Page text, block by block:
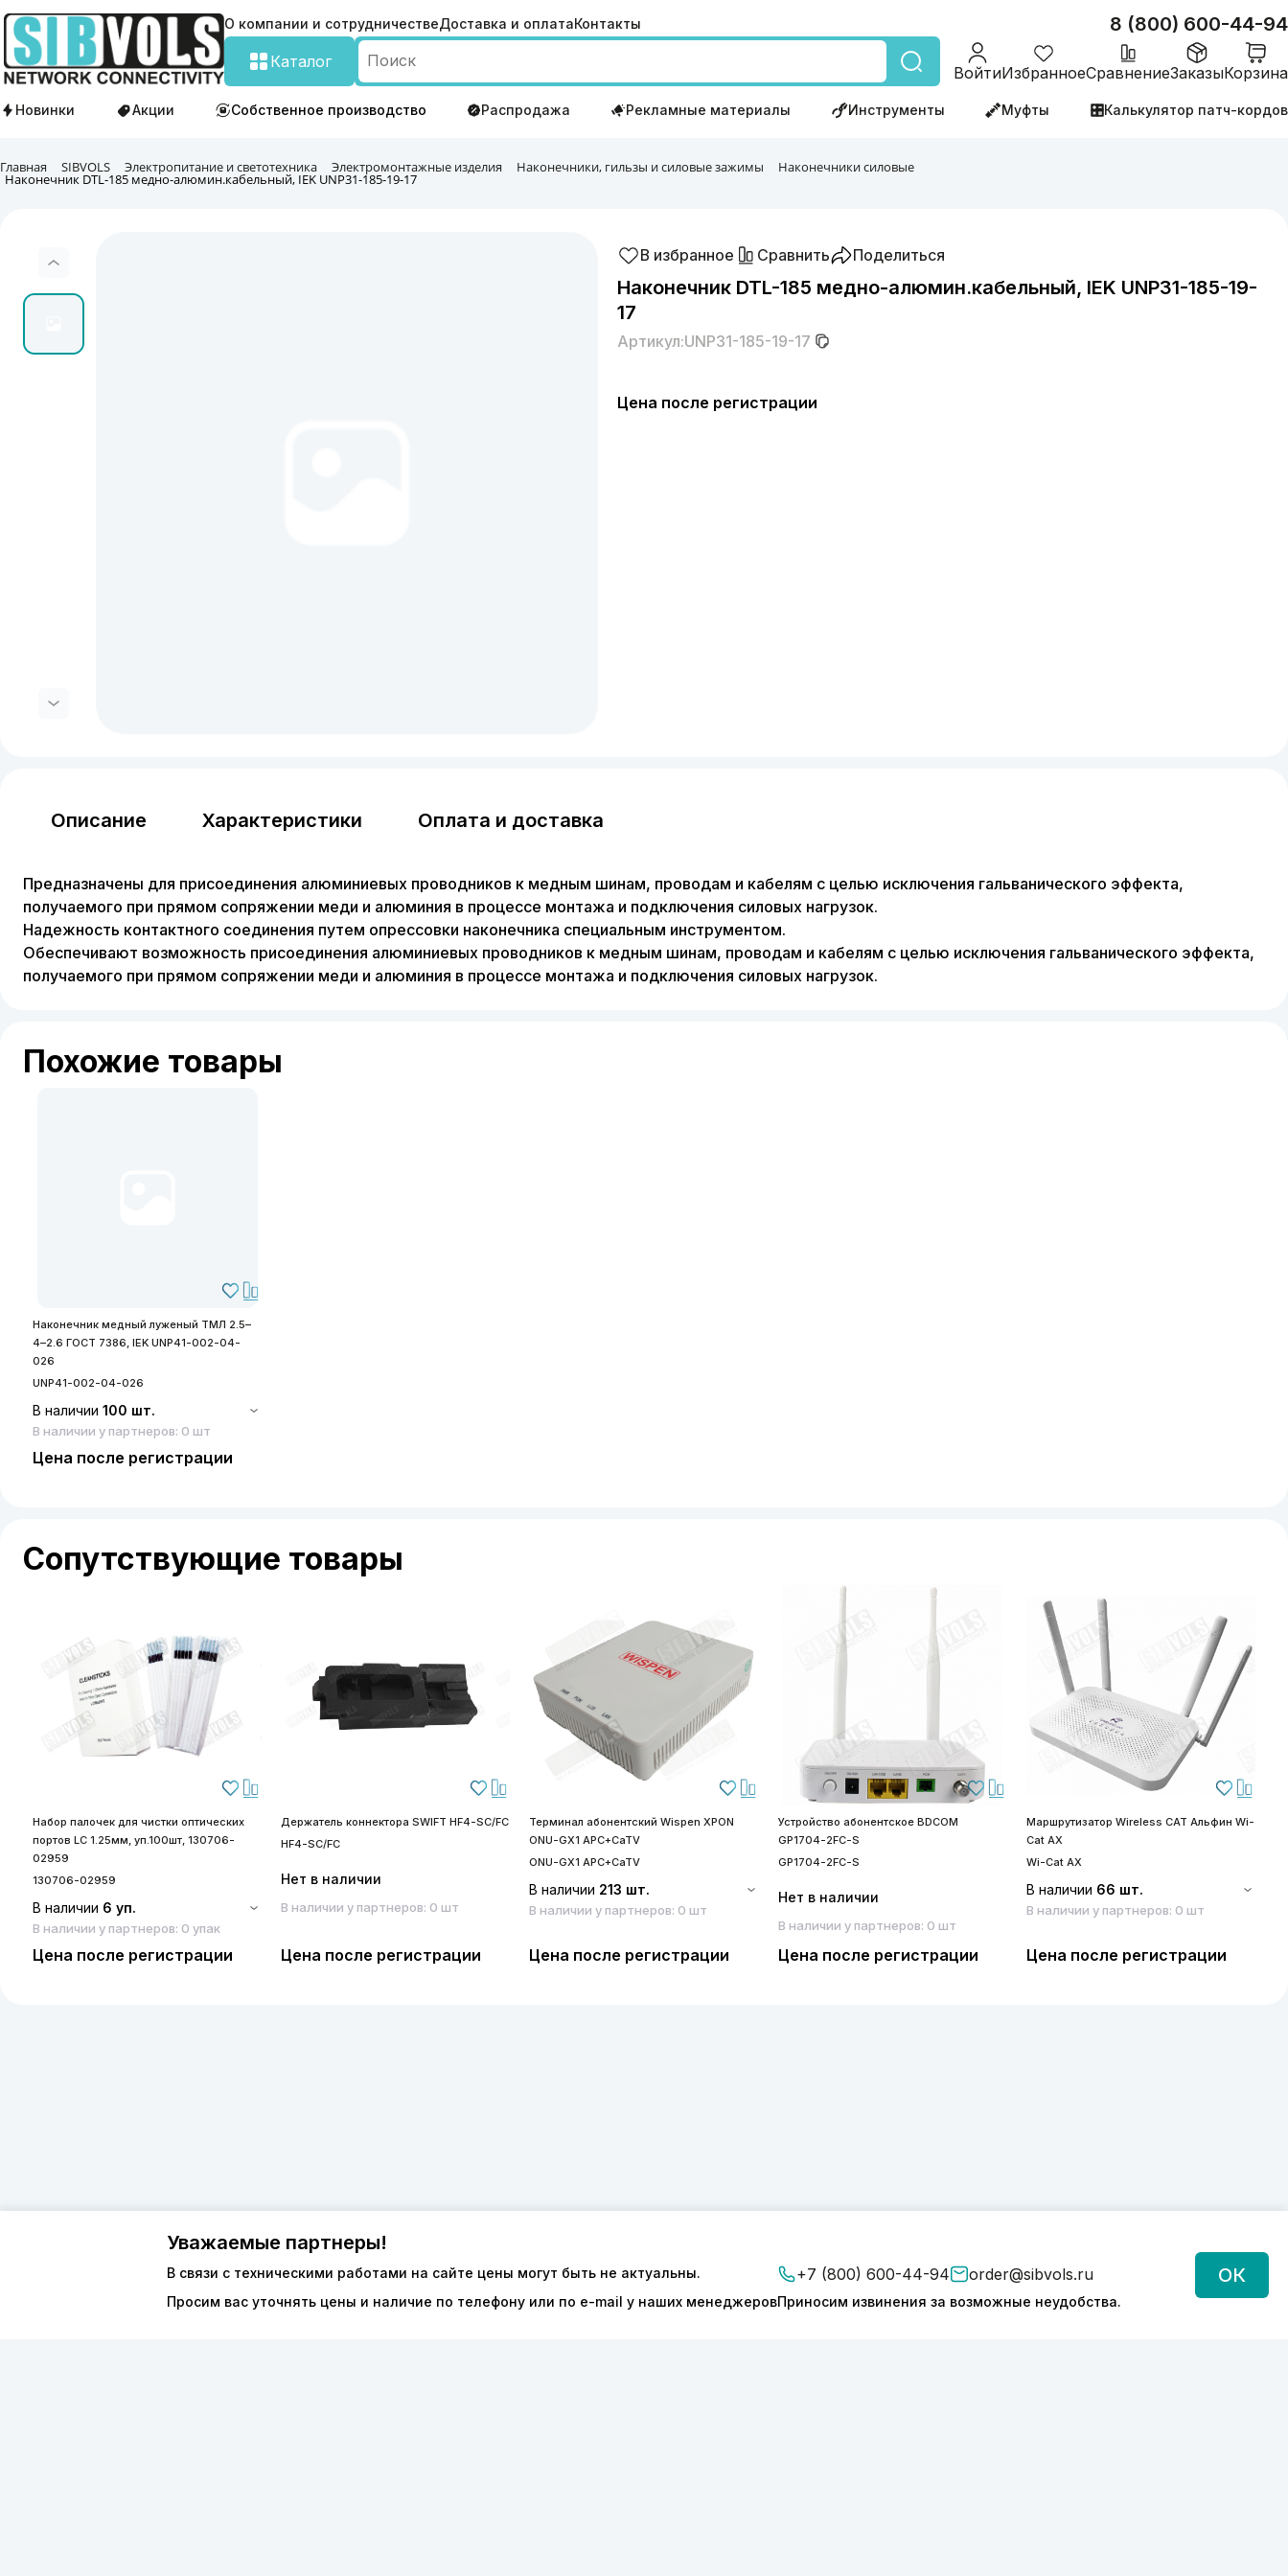
О компании и сотрудничествеДоставка и оплатаКонтакты 8 (800) 600-44-94
Каталог
ВойтиИзбранноеСравнениеЗаказыКорзина
Новинки Акции Собственное производство Распродажа Рекламные материалы Инструменты Муфты Калькулятор патч-кордов
Главная SIBVOLS Электропитание и светотехника Электромонтажные изделия Наконечники, гильзы и силовые зажимы Наконечники силовые
Наконечник DTL-185 медно-алюмин.кабельный, IEK UNP31-185-19-17
В избранное Сравнить Поделиться
Наконечник DTL-185 медно-алюмин.кабельный, IEK UNP31-185-19-
17
Артикул:UNP31-185-19-17
Цена после регистрации
Описание Характеристики Оплата и доставка
Предназначены для присоединения алюминиевых проводников к медным шинам, проводам и кабелям с целью исключения гальванического эффекта,
получаемого при прямом сопряжении меди и алюминия в процессе монтажа и подключения силовых нагрузок.
Надежность контактного соединения путем опрессовки наконечника специальным инструментом.
Обеспечивают возможность присоединения алюминиевых проводников к медным шинам, проводам и кабелям с целью исключения гальванического эффекта,
получаемого при прямом сопряжении меди и алюминия в процессе монтажа и подключения силовых нагрузок.
Похожие товары
Наконечник медный луженый ТМЛ 2.5–
4–2.6 ГОСТ 7386, IEK UNP41-002-04-
026
UNP41-002-04-026
В наличии 100 шт.
В наличии у партнеров: 0 шт
Цена после регистрации
Сопутствующие товары
Набор палочек для чистки оптических
портов LC 1.25мм, уп.100шт, 130706-
02959
130706-02959
В наличии 6 уп.
В наличии у партнеров: 0 упак
Цена после регистрации
Держатель коннектора SWIFT HF4-SC/FC
HF4-SC/FC
Нет в наличии
В наличии у партнеров: 0 шт
Цена после регистрации
Терминал абонентский Wispen XPON
ONU-GX1 APC+CaTV
ONU-GX1 APC+CaTV
В наличии 213 шт.
В наличии у партнеров: 0 шт
Цена после регистрации
Устройство абонентское BDCOM
GP1704-2FC-S
GP1704-2FC-S
Нет в наличии
В наличии у партнеров: 0 шт
Цена после регистрации
Маршрутизатор Wireless CAT Альфин Wi-
Cat AX
Wi-Cat AX
В наличии 66 шт.
В наличии у партнеров: 0 шт
Цена после регистрации
Уважаемые партнеры!
В связи с техническими работами на сайте цены могут быть не актуальны.
Просим вас уточнять цены и наличие по телефону или по e-mail у наших менеджеров
+7 (800) 600-44-94 order@sibvols.ru
Приносим извинения за возможные неудобства.
ОК
О компании
Доставка и оплата